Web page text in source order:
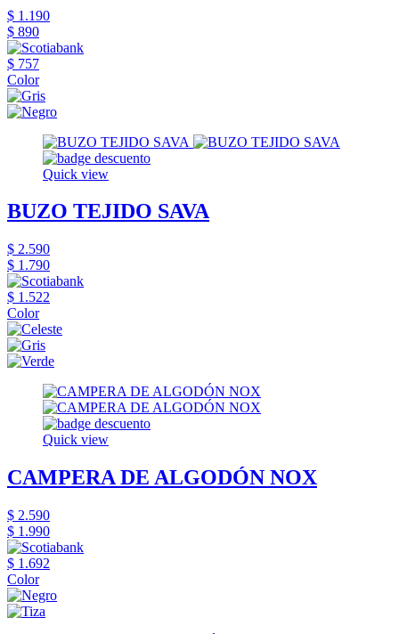
$ 1.190
$ 890
$ 757
Color
Quick view
BUZO TEJIDO SAVA
$ 2.590
$ 1.790
$ 1.522
Color
Quick view
CAMPERA DE ALGODÓN NOX
$ 2.590
$ 1.990
$ 1.692
Color